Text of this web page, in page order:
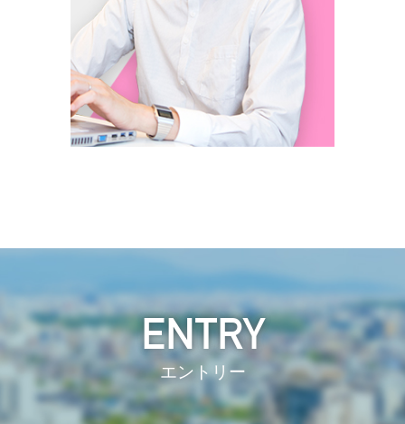
ENTRY
エントリー